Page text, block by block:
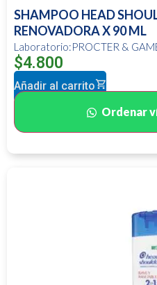
SHAMPOO HEAD
RENOVADORA X 90 ML
Laboratorio:PROCTER &
$4.800
Añadir al carrito
Ordenar